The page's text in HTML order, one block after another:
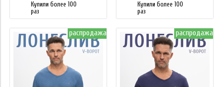
Лампасы
Манжет
Цвет
Купили более 100
раз
Купили более 100
раз
распродажа распродажа